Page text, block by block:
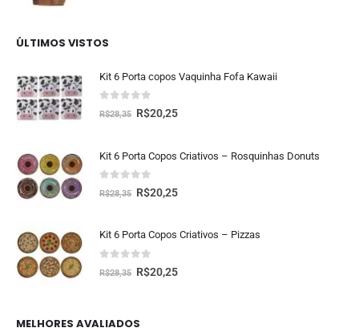
ÚLTIMOS VISTOS
Kit 6 Porta copos Vaquinha Fofa Kawaii
fora de 5
R$28,35 R$20,25
Kit 6 Porta Copos Criativos – Rosquinhas Donuts
fora de 5
R$28,35 R$20,25
Kit 6 Porta Copos Criativos – Pizzas
fora de 5
R$28,35 R$20,25
MELHORES AVALIADOS